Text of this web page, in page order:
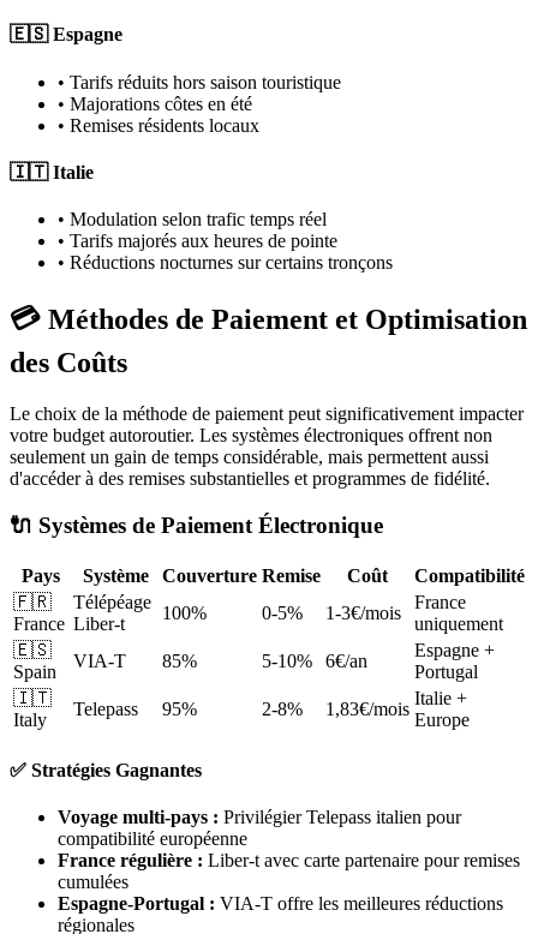
🇪🇸 Espagne
• Tarifs réduits hors saison touristique
• Majorations côtes en été
• Remises résidents locaux
🇮🇹 Italie
• Modulation selon trafic temps réel
• Tarifs majorés aux heures de pointe
• Réductions nocturnes sur certains tronçons
💳 Méthodes de Paiement et Optimisation
des Coûts
Le choix de la méthode de paiement peut significativement impacter
votre budget autoroutier. Les systèmes électroniques offrent non
seulement un gain de temps considérable, mais permettent aussi
d'accéder à des remises substantielles et programmes de fidélité.
🔌 Systèmes de Paiement Électronique
Pays Système Couverture Remise Coût
Compatibilité
🇫🇷
France
Télépéage
Liber-t
100% 0-5% 1-3€/mois
France
uniquement
🇪🇸
Spain
VIA-T 85% 5-10% 6€/an
Espagne +
Portugal
🇮🇹
Italy
Telepass 95% 2-8% 1,83€/mois
Italie +
Europe
✅ Stratégies Gagnantes
Voyage multi-pays : Privilégier Telepass italien pour
compatibilité européenne
France régulière : Liber-t avec carte partenaire pour remises
cumulées
Espagne-Portugal : VIA-T offre les meilleures réductions
régionales